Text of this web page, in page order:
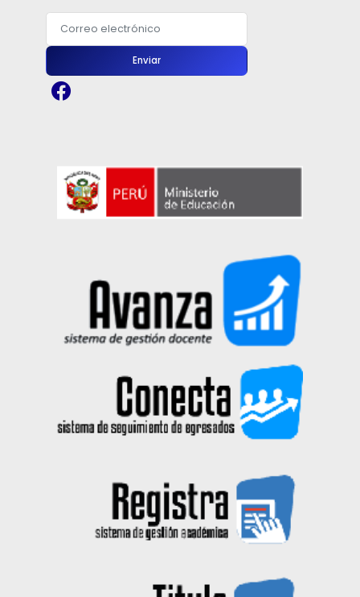
2026-01-14
Hub Tecnológica apertura la 3a
Correo electrónico
Enviar